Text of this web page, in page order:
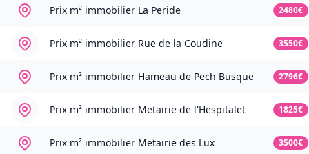
Prix m² immobilier La Peride 2480€
Prix m² immobilier Rue de la Coudine 3550€
Prix m² immobilier Hameau de Pech Busque 2796€
Prix m² immobilier Metairie de l'Hespitalet 1825€
Prix m² immobilier Metairie des Lux 3500€